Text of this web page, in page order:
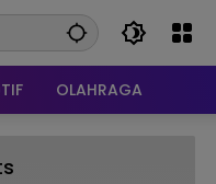
OLAHRAGA